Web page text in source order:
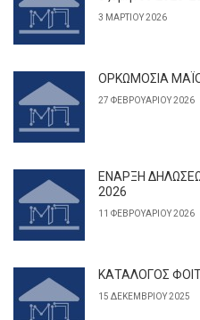
3 ΜΑΡΤΊΟΥ 2026
ΟΡΚΩΜΟΣΙΑ
27 ΦΕΒΡΟΥΑΡΊΟΥ 2026
ΕΝΑΡΞΗ
2026
11 ΦΕΒΡΟΥΑΡΊΟΥ 2026
ΚΑΤΑΛΟΓΟΣ
15 ΔΕΚΕΜΒΡΊΟΥ 2025